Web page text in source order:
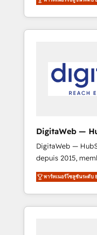
industries. With
experts, we
complex GTM and
smooth setup
🔹 Migrations:
HubSpot without
stack for better
Solutions: Build
configurations. We are SOC 2 Type II and ISO
27001 certified,
to data security
OneMetric, we
the OneMetric
DigitaWeb —
Intégrations ERP
DigitaWeb —
depuis 2015,
Nous aidons les
Marketing, Ventes
grâce à la
des équipes,
พาร์ทเนอร์โซลูชันระดับ